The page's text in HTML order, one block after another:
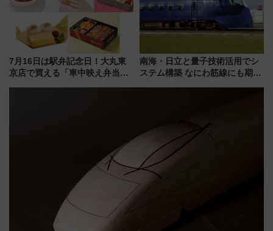
7月16日は駅弁記念日！大丸東
京店で買える「車中映え弁当」
南海・日立と量子技術活用でシ
ステム構築 なにわ筋線にも期待